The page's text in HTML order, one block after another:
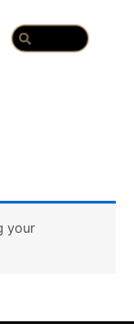
SearchSearch
your